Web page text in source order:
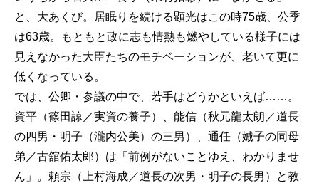
と、大あくび。居眠りを続ける顕光はこの時75歳、公季
は63歳。もともと政に志も情熱も燃やしている様子には
見えなかった大臣たちのモチベーションが、老いて更に
低くなっている。
では、公卿・参議の中で、若手はどうかといえば……。
資平（篠田諒／実資の養子）、能信（秋元龍太朗／道長
の四男・明子（瀧内公美）の三男）、通任（娍子の同母
弟／古舘佑太郎）は「前例がないことゆえ、わかりませ
ん」。頼宗（上村海成／道長の次男・明子の長男）と教